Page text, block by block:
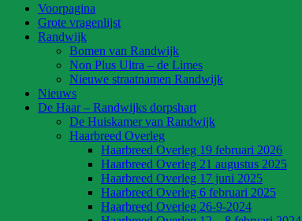
Voorpagina
Grote vragenlijst
Randwijk
Bomen van Randwijk
Non Plus Ultra – de Limes
Nieuwe straatnamen Randwijk
Nieuws
De Haar – Randwijks dorpshart
De Huiskamer van Randwijk
Haarbreed Overleg
Haarbreed Overleg 19 februari 2026
Haarbreed Overleg 21 augustus 2025
Haarbreed Overleg 17 juni 2025
Haarbreed Overleg 6 februari 2025
Haarbreed Overleg 26-9-2024